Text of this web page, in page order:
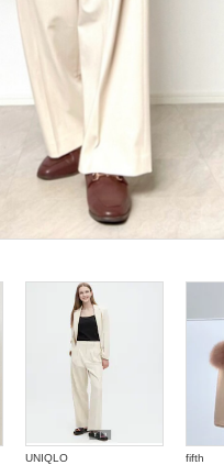
UNIQLO
fifth